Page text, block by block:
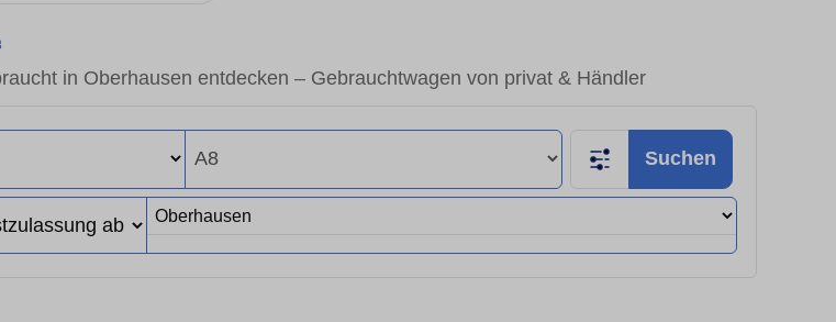
in Oberhausen entdecken – Gebrauchtwagen von privat & Händler
Suchen